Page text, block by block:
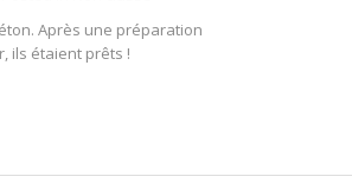
Après une préparation
ils étaient prêts !